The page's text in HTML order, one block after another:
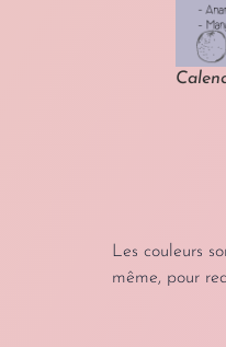
Les couleurs
même, pour